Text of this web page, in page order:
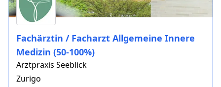
Fachärztin / Facharzt Allgemeine Innere
Medizin (50-100%)
Arztpraxis Seeblick
Zurigo